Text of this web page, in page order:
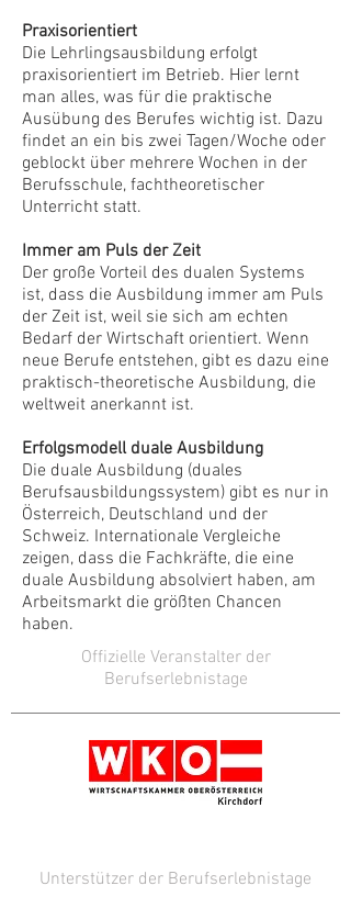
Praxisorientiert
Die Lehrlingsausbildung erfolgt
praxisorientiert im Betrieb. Hier lernt
man alles, was für die praktische
Ausübung des Berufes wichtig ist. Dazu
findet an ein bis zwei Tagen/Woche oder
geblockt über mehrere Wochen in der
Berufsschule, fachtheoretischer
Unterricht statt.
Immer am Puls der Zeit
Der große Vorteil des dualen Systems
ist, dass die Ausbildung immer am Puls
der Zeit ist, weil sie sich am echten
Bedarf der Wirtschaft orientiert. Wenn
neue Berufe entstehen, gibt es dazu eine
praktisch-theoretische Ausbildung, die
weltweit anerkannt ist.
Erfolgsmodell duale Ausbildung
Die duale Ausbildung (duales
Berufsausbildungssystem) gibt es nur in
Österreich, Deutschland und der
Schweiz. Internationale Vergleiche
zeigen, dass die Fachkräfte, die eine
duale Ausbildung absolviert haben, am
Arbeitsmarkt die größten Chancen
haben.
Offizielle Veranstalter der
Berufserlebnistage
Unterstützer der Berufserlebnistage